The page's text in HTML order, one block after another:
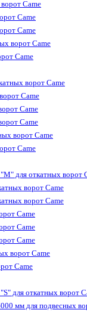
Came
Came
Came
ворот Came
Came
ворот Came
Came
Came
Came
ворот Came
Came
для откатных ворот
ворот Came
ворот Came
Came
Came
Came
ворот Came
Came
для откатных ворот
мм для подвесных